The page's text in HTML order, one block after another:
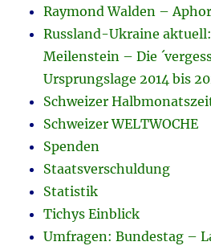
Raymond Walden –
Russland-Ukraine
Meilenstein – Die
Ursprungslage 2014 bis
Schweizer
Schweizer WELTWOCHE
Spenden
Staatsverschuldung
Statistik
Tichys Einblick
Umfragen: Bundestag –